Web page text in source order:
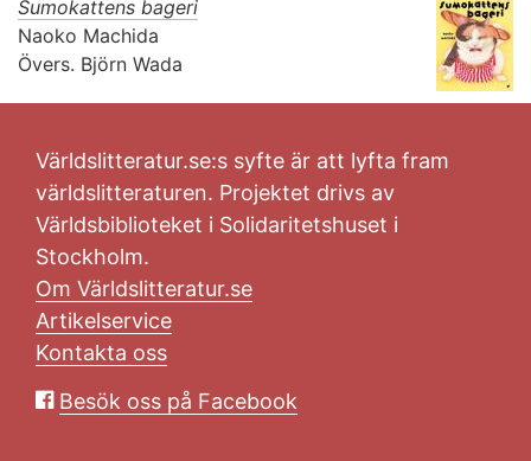
Sumokattens bageri
Naoko Machida
Övers. Björn Wada
Världslitteratur.se:s syfte är att lyfta fram
världslitteraturen. Projektet drivs av
Världsbiblioteket i Solidaritetshuset i
Stockholm.
Om Världslitteratur.se
Artikelservice
Kontakta oss
Besök oss på Facebook